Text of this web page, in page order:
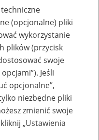
lub renty z
(opcjonalne) pliki
wykorzystanie
plików (przycisk
swoje
Jeśli
opcjonalne”,
niezbędne pliki
zmienić swoje
„Ustawienia